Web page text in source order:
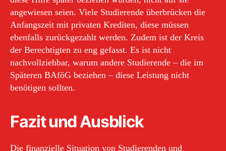
angewiesen seien. Viele Studierende überbrücken die
Anfangszeit mit privaten Krediten, diese müssen
ebenfalls zurückgezahlt werden. Zudem ist der Kreis
der Berechtigten zu eng gefasst. Es ist nicht
nachvollziehbar, warum andere Studierende – die im
Späteren BAföG beziehen – diese Leistung nicht
benötigen sollten.
Fazit und Ausblick
Die finanzielle Situation von Studierenden und